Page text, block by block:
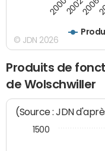
200020022006
© JDN 2026
Produits de
de Wolschwiller
(Source : JDN
1500